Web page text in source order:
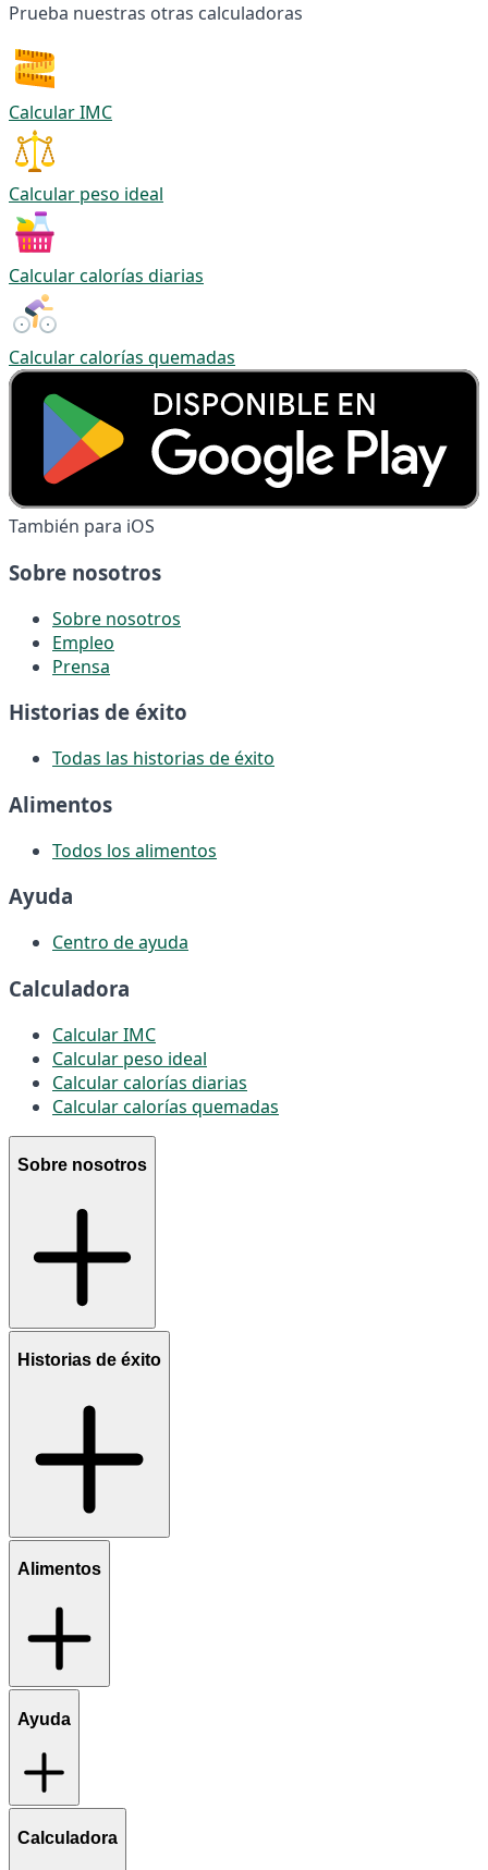
Prueba nuestras otras calculadoras
Calcular IMC
Calcular peso ideal
Calcular calorías diarias
Calcular calorías quemadas
También para iOS
Sobre nosotros
Sobre nosotros
Empleo
Prensa
Historias de éxito
Todas las historias de éxito
Alimentos
Todos los alimentos
Ayuda
Centro de ayuda
Calculadora
Calcular IMC
Calcular peso ideal
Calcular calorías diarias
Calcular calorías quemadas
Sobre nosotros
Historias de éxito
Alimentos
Ayuda
Calculadora